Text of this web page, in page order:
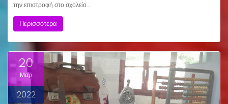
την επιστροφή στο σχολείο…
Περισσότερα
20
Μαρ
2022